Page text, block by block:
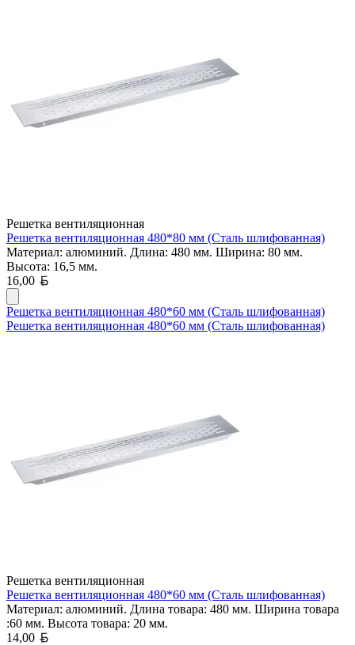
Решетка вентиляционная
Решетка вентиляционная 480*80 мм (Сталь шлифованная)
Материал: алюминий. Длина: 480 мм. Ширина: 80 мм.
Высота: 16,5 мм.
16,00
Решетка вентиляционная 480*60 мм (Сталь шлифованная)
Решетка вентиляционная 480*60 мм (Сталь шлифованная)
Решетка вентиляционная
Решетка вентиляционная 480*60 мм (Сталь шлифованная)
Материал: алюминий. Длина товара: 480 мм. Ширина товара
:60 мм. Высота товара: 20 мм.
14,00